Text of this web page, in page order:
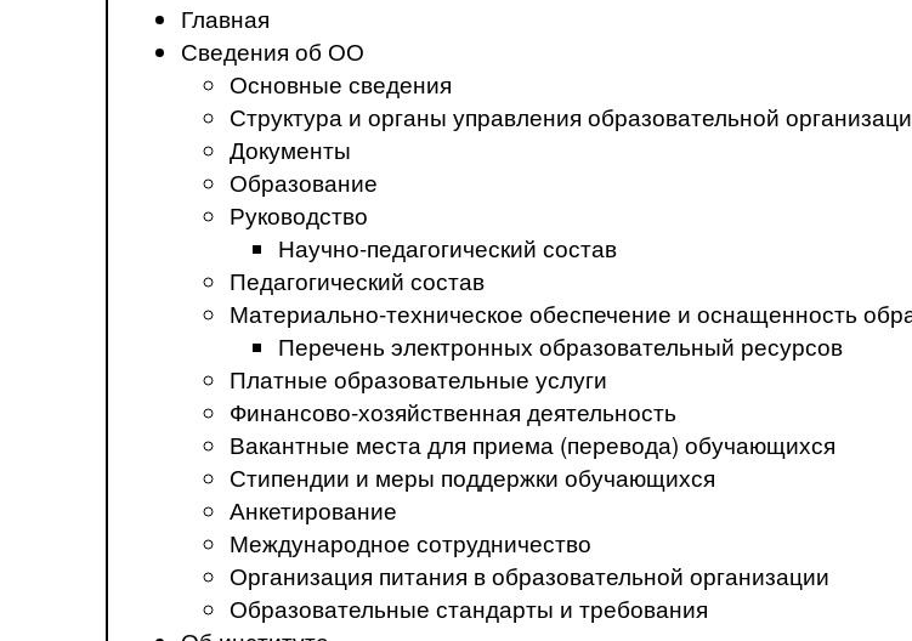
Главная
Сведения об ОО
Основные сведения
Структура и органы управления образовательной
Документы
Образование
Руководство
Научно-педагогический состав
Педагогический состав
Материально-техническое обеспечение и оснащенность
Перечень электронных образовательный ресурсов
Платные образовательные услуги
Финансово-хозяйственная деятельность
Вакантные места для приема (перевода) обучающихся
Стипендии и меры поддержки обучающихся
Анкетирование
Международное сотрудничество
Организация питания в образовательной организации
Образовательные стандарты и требования